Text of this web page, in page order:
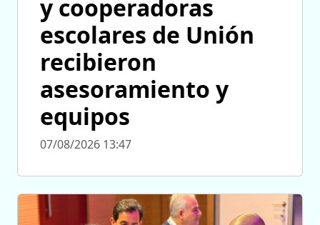
y cooperadoras
escolares de Unión
recibieron
asesoramiento y
equipos
07/08/2026 13:47